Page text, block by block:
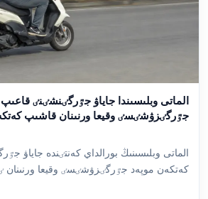
الماتى وبلىسىندا جاياۋ جٷرگٸنشٸنٸ
جٷرگٸزۋشٸسٸ وقيعا ورنىنان قاشىپ
الماتى وبلىسىنىڭ بورالداي كەنتٸندە جاياۋ
كەتكەن موپەد جٷرگٸزۋشٸسٸ وقيعا ورنىنان